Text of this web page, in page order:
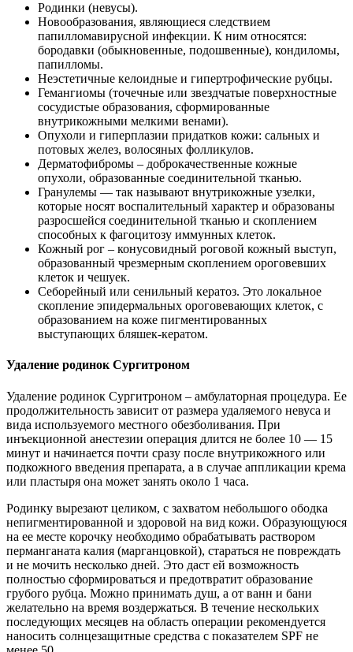
Родинки (невусы).
Новообразования, являющиеся следствием
папилломавирусной инфекции. К ним относятся:
бородавки (обыкновенные, подошвенные), кондиломы,
папилломы.
Неэстетичные келоидные и гипертрофические рубцы.
Гемангиомы (точечные или звездчатые поверхностные
сосудистые образования, сформированные
внутрикожными мелкими венами).
Опухоли и гиперплазии придатков кожи: сальных и
потовых желез, волосяных фолликулов.
Дерматофибромы – доброкачественные кожные
опухоли, образованные соединительной тканью.
Гранулемы — так называют внутрикожные узелки,
которые носят воспалительный характер и образованы
разросшейся соединительной тканью и скоплением
способных к фагоцитозу иммунных клеток.
Кожный рог – конусовидный роговой кожный выступ,
образованный чрезмерным скоплением ороговевших
клеток и чешуек.
Себорейный или сенильный кератоз. Это локальное
скопление эпидермальных ороговевающих клеток, с
образованием на коже пигментированных
выступающих бляшек-кератом.
Удаление родинок Сургитроном
Удаление родинок Сургитроном – амбулаторная процедура. Ее
продолжительность зависит от размера удаляемого невуса и
вида используемого местного обезболивания. При
инъекционной анестезии операция длится не более 10 — 15
минут и начинается почти сразу после внутрикожного или
подкожного введения препарата, а в случае аппликации крема
или пластыря она может занять около 1 часа.
Родинку вырезают целиком, с захватом небольшого ободка
непигментированной и здоровой на вид кожи. Образующуюся
на ее месте корочку необходимо обрабатывать раствором
перманганата калия (марганцовкой), стараться не повреждать
и не мочить несколько дней. Это даст ей возможность
полностью сформироваться и предотвратит образование
грубого рубца. Можно принимать душ, а от ванн и бани
желательно на время воздержаться. В течение нескольких
последующих месяцев на область операции рекомендуется
наносить солнцезащитные средства с показателем SPF не